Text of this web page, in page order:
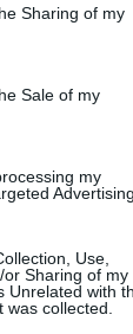
behaviour.
and its
purposes
Sharing of my
Sale of my
my
Advertising.
Use,
Sharing of my
Unrelated with
collected.
القرفة مع رمز
الصورة لمزيد
على
لمن يرغبون